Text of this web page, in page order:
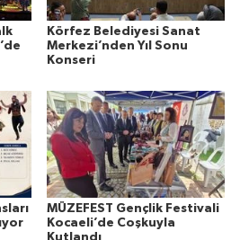
Körfez Belediyesi Sanat
Merkezi’nden Yıl Sonu
Konseri
MÜZEFEST Gençlik Festivali
Kocaeli’de Coşkuyla
Kutlandı